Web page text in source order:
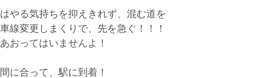
073-454-9137
はやる気持ちを抑えきれず、混む道を
車線変更しまくりで、先を急ぐ！！！
あおってはいませんよ！
間に合って、駅に到着！